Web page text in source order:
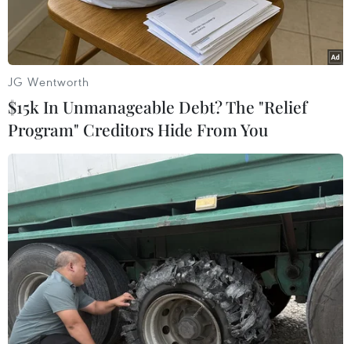
năm trước.
So với cùng kỳ năm trước, CPI tháng Chín tăng 2,06% và CPI
bình quân quý 3 tăng 2,51%. (Ảnh minh họa/Vietnam+)
JG Wentworth
$15k In Unmanageable Debt? The "Relief
Program" Creditors Hide From You